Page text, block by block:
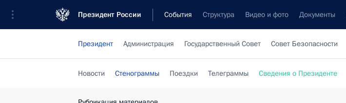
Президент России События Структура Видео и фото Документы
Президент Администрация Государственный Совет Совет Безопасности
Новости Стенограммы Поездки Телеграммы Сведения о Президенте